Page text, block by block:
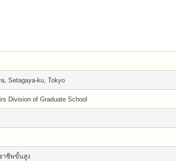
Setagaya-ku, Tokyo
Division of Graduate School
าชีพขั้นสูง